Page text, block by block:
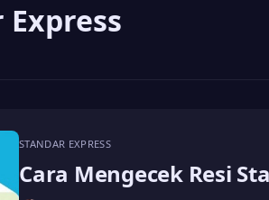
STANDAR EXPRESS
Cara Mengecek Resi